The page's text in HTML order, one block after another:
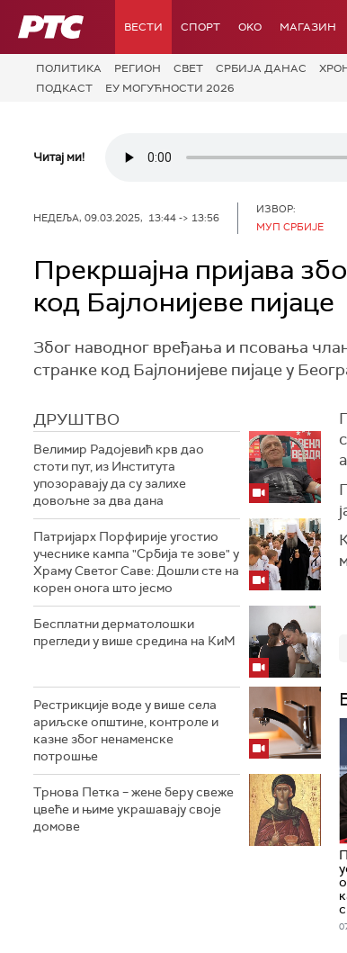
РТС ВЕСТИ СПОРТ OKO МАГАЗИН
ПОЛИТИКА РЕГИОН СВЕТ СРБИЈА ДАНАС
ПОДКАСТ
ЕУ МОГУЋНОСТИ 2026
Читај ми!
НЕДЕЉА, 09.03.2025, 13:44 -> 13:56
ИЗВОР:
МУП СРБИЈЕ
Прекршајна пријава
код Бајлонијеве пијаце
Због наводног вређања и псовања
странке код Бајлонијеве пијаце у
ДРУШТВО
Велимир Радојевић крв дао
стоти пут, из Института
упозоравају да су залихе
довољне за два дана
Патријарх Порфирије угостио
учеснике кампа "Србија те зове" у
Храму Светог Саве: Дошли сте на
корен онога што јесмо
Бесплатни дерматолошки
прегледи у више средина на КиМ
Рестрикције воде у више села
ариљске општине, контроле и
казне због ненаменске
потрошње
Трнова Петка – жене беру свеже
цвеће и њиме украшавају своје
домове